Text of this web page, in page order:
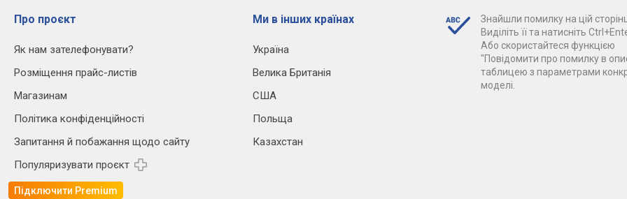
Про проєкт
Як нам зателефонувати?
Розміщення прайс-листів
Магазинам
Політика конфіденційності
Запитання й побажання щодо сайту
Популяризувати проєкт
Підключити Premium
Ми в інших країнах
Україна
Велика Британія
США
Польща
Казахстан
Знайшли помилку на цій
Виділіть її та натисніть
Або скористайтеся функцією
"Повідомити про помилку в
таблицею з параметрами
моделі.